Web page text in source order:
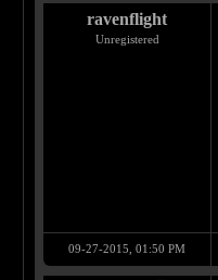
ravenflight
Unregistered
09-27-2015, 01:50 PM